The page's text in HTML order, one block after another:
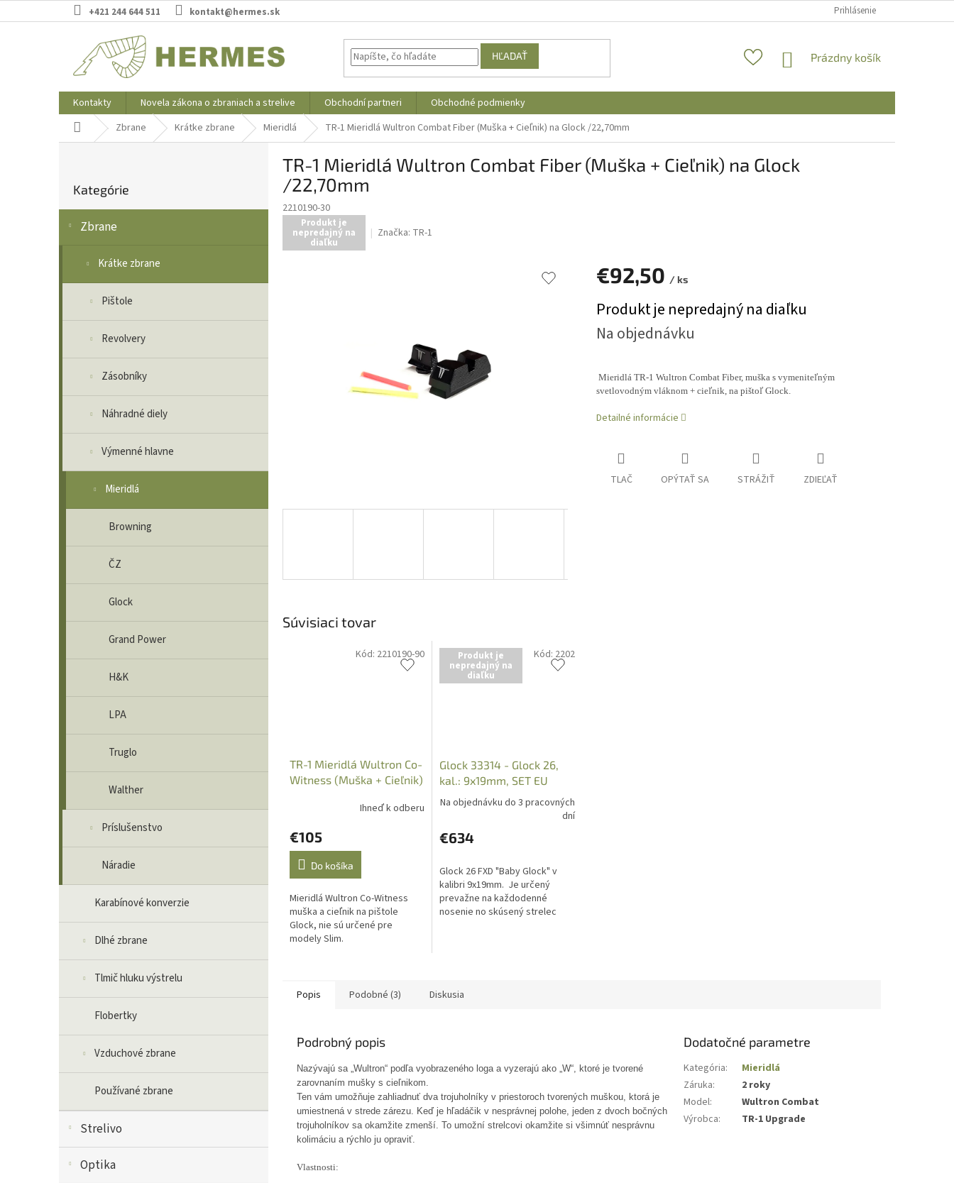
na
+421 244 644 511 kontakt@hermes.sk Prihlásenie
HĽADAŤ
NÁKUPNÝ
Prázdny košík
Kontakty Novela zákona o zbraniach a strelive Obchodní partneri
Obchodné podmienky
Domov Zbrane Krátke zbrane Mieridlá TR-1 Mieridlá Wultron Combat Fiber (Muška + Cieľnik) na Glock /22,70mm
ý
a
kategórie
Kategórie
Zbrane
Krátke zbrane
Pištole
Revolvery
Zásobníky
Náhradné diely
Výmenné hlavne
Mieridlá
Browning
ČZ
Glock
Grand Power
H&K
LPA
Truglo
Walther
Príslušenstvo
Náradie
Karabínové konverzie
Dlhé zbrane
Tlmič hluku výstrelu
Flobertky
Vzduchové zbrane
Používané zbrane
Strelivo
Optika
TR-1 Mieridlá Wultron Combat Fiber (Muška + Cieľnik) na Glock
/22,70mm
2210190-30
Produkt je
nepredajný na
diaľku
Značka: TR-1
€92,50 / ks
cena:
Produkt je nepredajný na diaľku
Na objednávku
Mieridlá TR-1 Wultron Combat Fiber, muška s vymeniteľným
svetlovodným vláknom + cieľnik, na pištoľ Glock.
Detailné informácie
TLAČ OPÝTAŤ SA STRÁŽIŤ ZDIEĽAŤ
Súvisiaci tovar
TR-1 Mieridlá Wultron Co-
Witness (Muška + Cieľnik)
Ihneď k odberu
€105
Do košíka
Mieridlá Wultron Co-Witness
muška a cieľnik na pištole
Glock, nie sú určené pre
modely Slim.
Kód: 2210190-90 Produkt je
nepredajný na
diaľku
Glock 33314 - Glock 26,
kal.: 9x19mm, SET EU
Na objednávku do 3 pracovných
dní
€634
Glock 26 FXD "Baby Glock" v
kalibri 9x19mm. Je určený
prevažne na každodenné
nosenie no skúsený strelec
Kód: 2202
Popis Podobné (3) Diskusia
Podrobný popis
Nazývajú sa „Wultron“ podľa vyobrazeného loga a vyzerajú ako „W“, ktoré je tvorené
zarovnaním mušky s cieľnikom.
Ten vám umožňuje zahliadnuť dva trojuholníky v priestoroch tvorených muškou, ktorá je
umiestnená v strede zárezu. Keď je hľadáčik v nesprávnej polohe, jeden z dvoch bočných
trojuholníkov sa okamžite zmenší. To umožní strelcovi okamžite si všimnúť nesprávnu
kolimáciu a rýchlo ju opraviť.
Vlastnosti:
Dodatočné parametre
Kategória:
Mieridlá
Záruka:
2 roky
Model:
Wultron Combat
Výrobca: TR-1 Upgrade